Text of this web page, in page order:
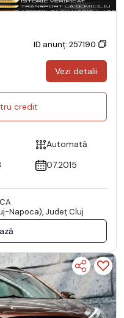
ID anunț: 257190
Vezi detalii
credit
Automată
07.2015
Napoca), Județ Cluj